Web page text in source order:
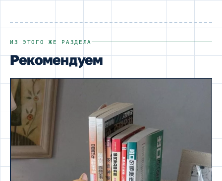
ИЗ ЭТОГО ЖЕ РАЗДЕЛА
Рекомендуем